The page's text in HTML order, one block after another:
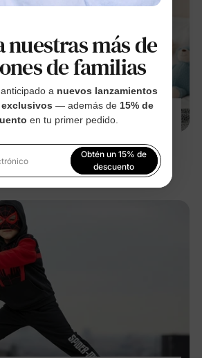
pijamas ajustados
nuestras más de
de familias
a nuevos lanzamientos
— además de 15% de
en tu primer pedido.
Obtén un 15% de
descuento